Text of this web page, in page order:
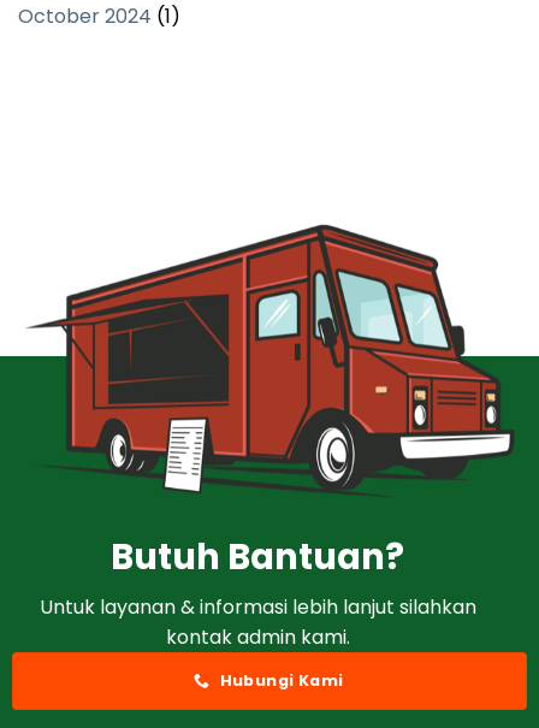
October 2024 (1)
Butuh Bantuan?
Untuk layanan & informasi lebih lanjut silahkan
kontak admin kami.
Hubungi Kami